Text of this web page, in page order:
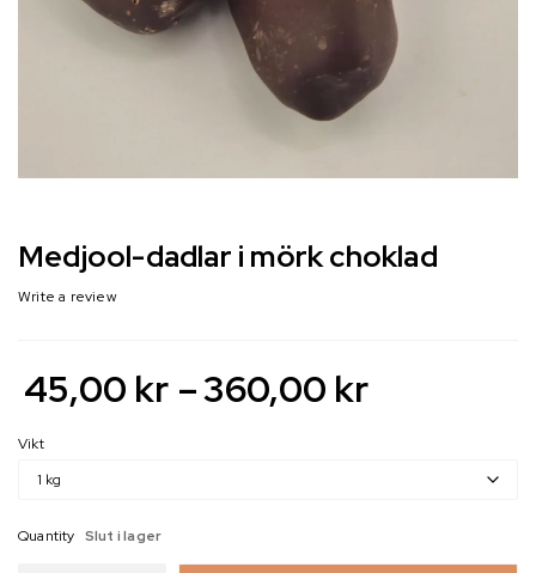
Medjool-dadlar i mörk choklad
Write a review
45,00 kr –360,00 kr
Vikt
Quantity Slut i lager